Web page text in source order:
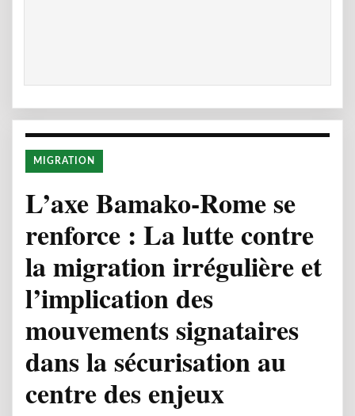
MIGRATION
L’axe Bamako-Rome se
renforce : La lutte contre
la migration irrégulière et
l’implication des
mouvements signataires
dans la sécurisation au
centre des enjeux